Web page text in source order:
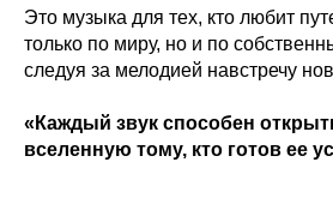
Это музыка для тех, кто любит
только по миру, но и по
следуя за мелодией навстречу
«Каждый звук способен
вселенную тому, кто готов ее